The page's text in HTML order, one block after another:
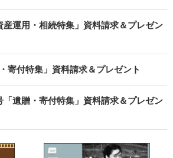
産運用・相続特集」資料請求＆プレゼン
寄付特集」資料請求＆プレゼント
遺贈・寄付特集」資料請求＆プレゼン